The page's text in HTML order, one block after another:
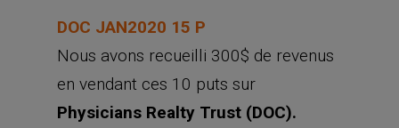
DOC JAN2020 15 P
Nous avons recueilli 300$ de revenus
en vendant ces 10 puts sur
Physicians Realty Trust (DOC).